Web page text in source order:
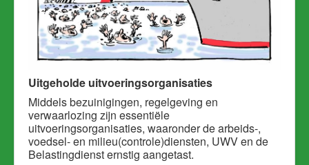
Uitgeholde uitvoeringsorganisaties
Middels bezuinigingen, regelgeving en
verwaarlozing zijn essentiële
uitvoeringsorganisaties, waaronder de arbeids-,
voedsel- en milieu(controle)diensten, UWV en de
Belastingdienst ernstig aangetast.